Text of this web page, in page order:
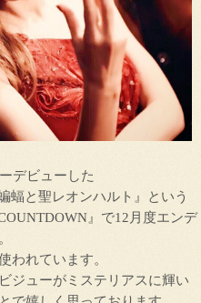
デビューした
蝠と聖レオンハルト』という
』で12月度エンデ
われています。
ジューがミステリアスに輝い